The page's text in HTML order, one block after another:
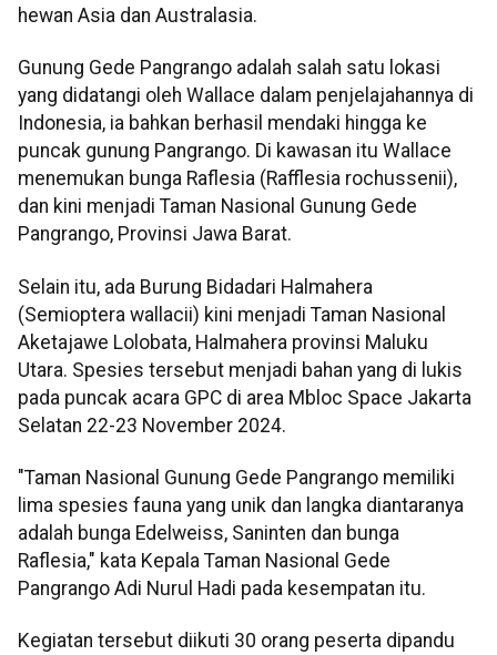
hewan Asia dan Australasia.
Gunung Gede Pangrango adalah salah satu lokasi
yang didatangi oleh Wallace dalam penjelajahannya di
Indonesia, ia bahkan berhasil mendaki hingga ke
puncak gunung Pangrango. Di kawasan itu Wallace
menemukan bunga Raflesia (Rafflesia rochussenii),
dan kini menjadi Taman Nasional Gunung Gede
Pangrango, Provinsi Jawa Barat.
Selain itu, ada Burung Bidadari Halmahera
(Semioptera wallacii) kini menjadi Taman Nasional
Aketajawe Lolobata, Halmahera provinsi Maluku
Utara. Spesies tersebut menjadi bahan yang di lukis
pada puncak acara GPC di area Mbloc Space Jakarta
Selatan 22-23 November 2024.
"Taman Nasional Gunung Gede Pangrango memiliki
lima spesies fauna yang unik dan langka diantaranya
adalah bunga Edelweiss, Saninten dan bunga
Raflesia," kata Kepala Taman Nasional Gede
Pangrango Adi Nurul Hadi pada kesempatan itu.
Kegiatan tersebut diikuti 30 orang peserta dipandu